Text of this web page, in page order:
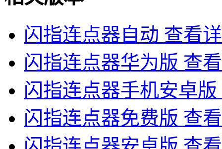
闪指连点器自动 查看
闪指连点器华为版 查
闪指连点器手机安卓版
闪指连点器免费版 查